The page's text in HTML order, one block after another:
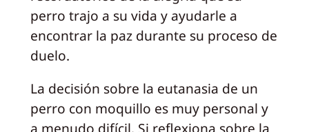
perro trajo a su vida y ayudarle a
encontrar la paz durante su proceso de
duelo.
La decisión sobre la eutanasia de un
perro con moquillo es muy personal y